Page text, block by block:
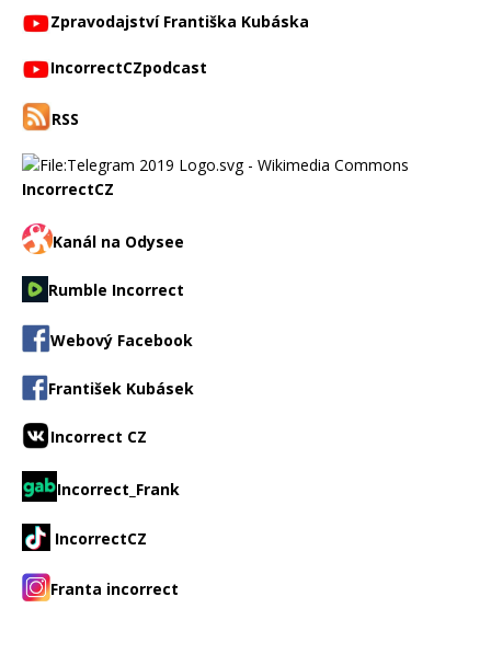
Zpravodajství Františka Kubáska
IncorrectCZpodcast
RSS
IncorrectCZ
Kanál na Odysee
Rumble Incorrect
Webový Facebook
František Kubásek
Incorrect CZ
Incorrect_Frank
IncorrectCZ
Franta incorrect